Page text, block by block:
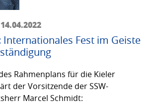
Internationales Fest im Geiste
Rahmenplans für die Kieler
der Vorsitzende der SSW-
Marcel Schmidt: